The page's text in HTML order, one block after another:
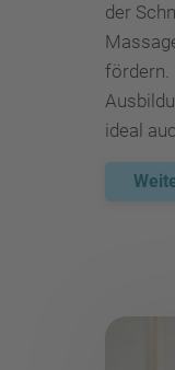
der
fördern.
ideal